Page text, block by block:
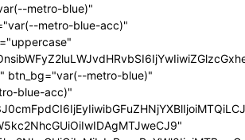
metro-blue)"
metro-blue-acc)"
btn_bg="var(--metro-blue)"
blue-acc)"